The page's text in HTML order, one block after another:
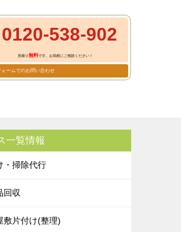
0120-538-902
見積り無料です。お気軽にご相談ください！
ォームでのお問い合わせ
一覧情報
・掃除代行
回収
敷片付け(整理)